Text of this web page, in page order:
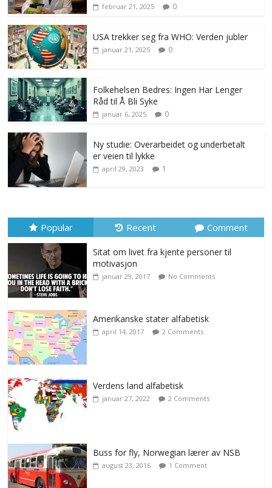
februar 21, 2025 0
USA trekker seg fra WHO: Verden jubler
januar 21, 2025 0
Folkehelsen Bedres: Ingen Har Lenger
Råd til Å Bli Syke
januar 6, 2025 0
Ny studie: Overarbeidet og underbetalt
er veien til lykke
april 29, 2023 1
Popular Recent Comment
Sitat om livet fra kjente personer til
motivasjon
januar 29, 2017 No Comments
Amerikanske stater alfabetisk
april 14, 2017 2 Comments
Verdens land alfabetisk
januar 27, 2022 2 Comments
Buss for fly, Norwegian lærer av NSB
august 23, 2016 1 Comment